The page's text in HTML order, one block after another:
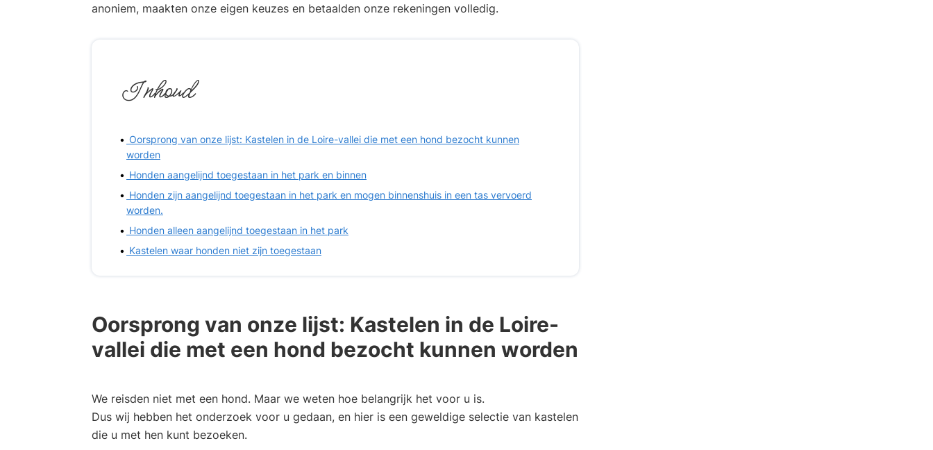
anoniem, maakten onze eigen keuzes en betaalden onze rekeningen volledig.
Inhoud
Oorsprong van onze lijst: Kastelen in de Loire-vallei die met een hond bezocht kunnen
worden
Honden aangelijnd toegestaan in het park en binnen
Honden zijn aangelijnd toegestaan in het park en mogen binnenshuis in een tas vervoerd
worden.
Honden alleen aangelijnd toegestaan in het park
Kastelen waar honden niet zijn toegestaan
Oorsprong van onze lijst: Kastelen in de Loire-
vallei die met een hond bezocht kunnen worden
We reisden niet met een hond. Maar we weten hoe belangrijk het voor u is.
Dus wij hebben het onderzoek voor u gedaan, en hier is een geweldige selectie van kastelen
die u met hen kunt bezoeken.